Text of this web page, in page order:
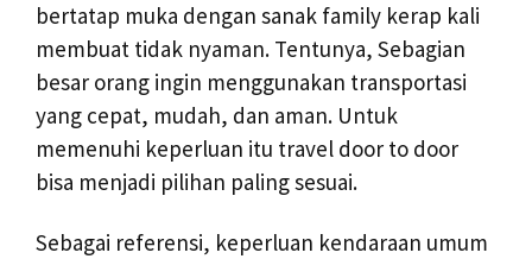
bertatap muka dengan sanak family kerap kali
membuat tidak nyaman. Tentunya, Sebagian
besar orang ingin menggunakan transportasi
yang cepat, mudah, dan aman. Untuk
memenuhi keperluan itu travel door to door
bisa menjadi pilihan paling sesuai.
Sebagai referensi, keperluan kendaraan umum